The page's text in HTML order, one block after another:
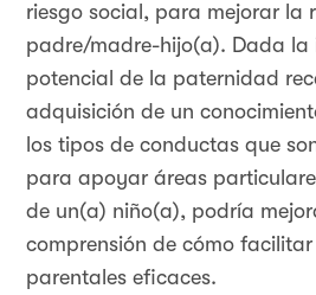
riesgo social, para mejorar la
padre/madre-hijo(a). Dada la
potencial de la paternidad
adquisición de un
los tipos de conductas que
para apoyar áreas
de un(a) niño(a), podría
comprensión de cómo
parentales eficaces.